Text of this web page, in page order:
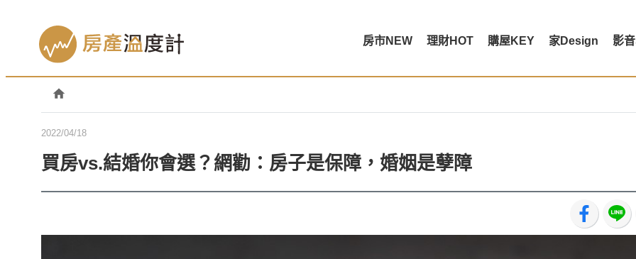
房市NEW 理財HOT 購屋KEY 家Design 影
2022/04/18
買房vs.結婚你會選？網勸：房子是保障，婚姻是孽障